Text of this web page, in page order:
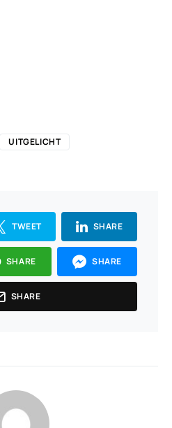
UITGELICHT
TWEET SHARE
SHARE SHARE
SHARE